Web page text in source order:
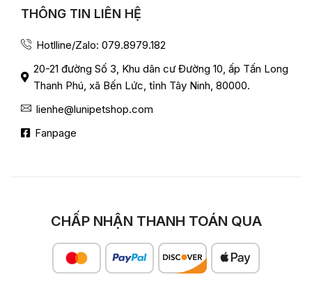
THÔNG TIN LIÊN HỆ
Hotlline/Zalo: 079.8979.182
20-21 đường Số 3, Khu dân cư Đường 10, ấp Tấn Long
Thanh Phú, xã Bến Lức, tỉnh Tây Ninh, 80000.
lienhe@lunipetshop.com
Fanpage
CHẤP NHẬN THANH TOÁN QUA